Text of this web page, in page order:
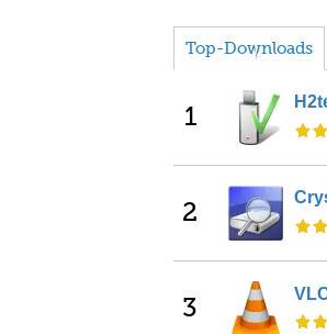
Top-Downloads
1
2
3